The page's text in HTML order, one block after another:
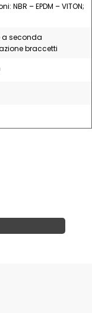
NBR – EPDM – VITON;
a seconda
braccetti